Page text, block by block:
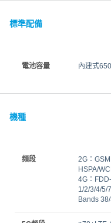
標準配備
電池容量 內建式
機種
頻段
2G：
HSPA/
4G：
1/2/3/4/5/
Bands